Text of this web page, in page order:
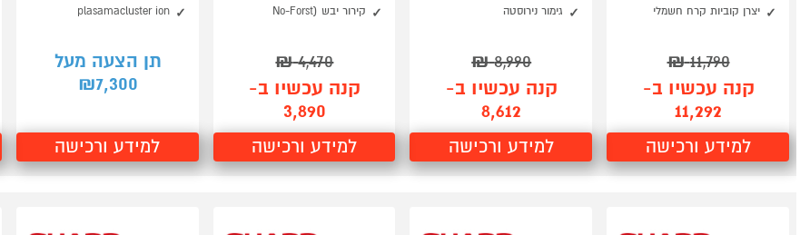
יצרן קוביות קרח חשמלי
11,790
₪
קנה עכשיו ב-
11,292
למידע ורכישה
גימור נירוסטה
8,990
₪
קנה עכשיו ב-
8,612
למידע ורכישה
קירור יבש (No-Forst
4,470
₪
קנה עכשיו ב-
3,890
למידע ורכישה
plasamacluster ion
תן הצעה מעל
₪7,300
למידע ורכישה